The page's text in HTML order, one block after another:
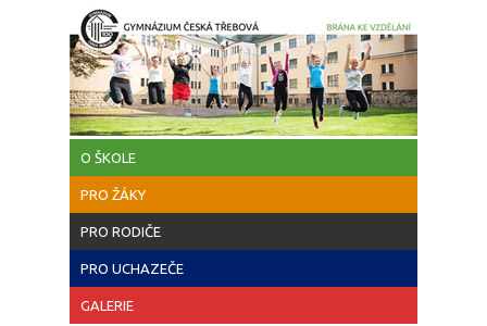
Přejít k hlavnímu obsahu
O ŠKOLE
PRO ŽÁKY
PRO RODIČE
PRO UCHAZEČE
GALERIE